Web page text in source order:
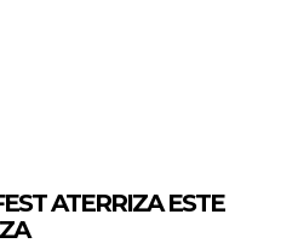
ATERRIZA ESTE